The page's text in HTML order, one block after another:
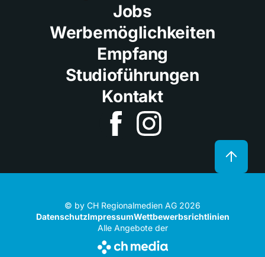
Jobs
Werbemöglichkeiten
Empfang
Studioführungen
Kontakt
© by CH Regionalmedien AG 2026
DatenschutzImpressumWettbewerbsrichtlinien
Alle Angebote der